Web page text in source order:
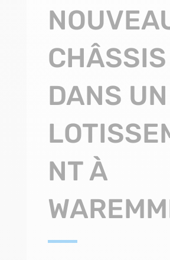
CHÂSSIS
DANS UN
NT À